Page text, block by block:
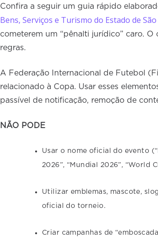
Confira a seguir um guia rápido
Bens, Serviços e Turismo do Estado de
cometerem um “pênalti jurídico” caro.
regras.
A Federação Internacional de Futebol
relacionado à Copa. Usar esses
passível de notificação, remoção de
NÃO PODE
Usar o nome oficial do evento
2026”, “Mundial 2026”, “World
Utilizar emblemas, mascote,
oficial do torneio.
Criar campanhas de